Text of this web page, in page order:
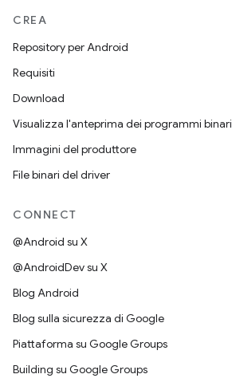
CREA
Repository per Android
Requisiti
Download
Visualizza l'anteprima dei programmi binari
Immagini del produttore
File binari del driver
CONNECT
@Android su X
@AndroidDev su X
Blog Android
Blog sulla sicurezza di Google
Piattaforma su Google Groups
Building su Google Groups